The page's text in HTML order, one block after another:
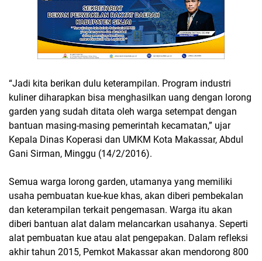
“Jadi kita berikan dulu keterampilan. Program industri
kuliner diharapkan bisa menghasilkan uang dengan lorong
garden yang sudah ditata oleh warga setempat dengan
bantuan masing-masing pemerintah kecamatan,” ujar
Kepala Dinas Koperasi dan UMKM Kota Makassar, Abdul
Gani Sirman, Minggu (14/2/2016).
Semua warga lorong garden, utamanya yang memiliki
usaha pembuatan kue-kue khas, akan diberi pembekalan
dan keterampilan terkait pengemasan. Warga itu akan
diberi bantuan alat dalam melancarkan usahanya. Seperti
alat pembuatan kue atau alat pengepakan. Dalam refleksi
akhir tahun 2015, Pemkot Makassar akan mendorong 800